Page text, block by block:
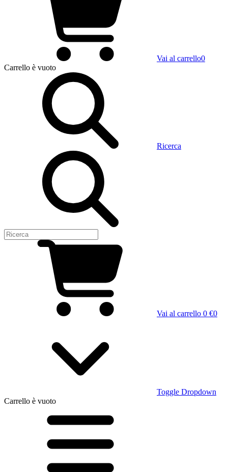
Vai al carrello0
Carrello è vuoto
Ricerca
Vai al carrello 0 €0
Toggle Dropdown
Carrello è vuoto